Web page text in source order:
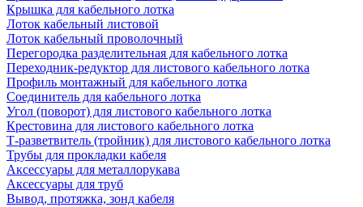
Крышка для кабельного лотка
Лоток кабельный листовой
Лоток кабельный проволочный
Перегородка разделительная для кабельного лотка
Переходник-редуктор для листового кабельного лотка
Профиль монтажный для кабельного лотка
Соединитель для кабельного лотка
Угол (поворот) для листового кабельного лотка
Крестовина для листового кабельного лотка
Т-разветвитель (тройник) для листового кабельного лотка
Трубы для прокладки кабеля
Аксессуары для металлорукава
Аксессуары для труб
Вывод, протяжка, зонд кабеля